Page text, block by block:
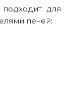
подходит для
печей: